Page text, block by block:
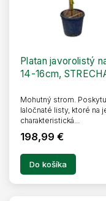
Platan javorolistý
14-16cm,
198,99 €
Do košíka
Mohutný strom.
laločnaté listy, ktoré na
charakteristická...